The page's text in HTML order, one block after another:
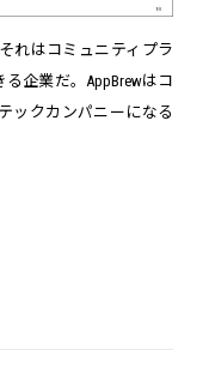
れはコミュニティプラ
企業だ。AppBrewはコ
ックカンパニーになる